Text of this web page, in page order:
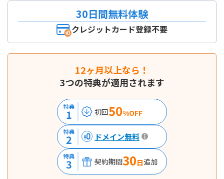
30日間無料体験
クレジットカード登録不要
12ヶ月以上なら！
3つの特典が適用されます
特典
1 初回50%OFF
特典
2 ドメイン無料
特典
3 契約期間30日追加